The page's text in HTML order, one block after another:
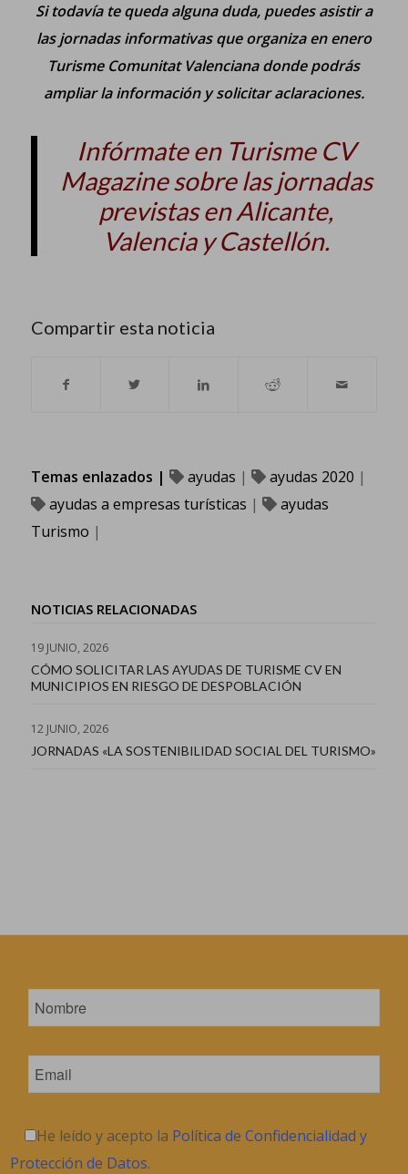
Si todavía te queda alguna duda, puedes asistir a
las jornadas informativas que organiza en enero
Turisme Comunitat Valenciana donde podrás
ampliar la información y solicitar aclaraciones.
Infórmate en Turisme CV
Magazine sobre las jornadas
previstas en Alicante,
Valencia y Castellón.
Compartir esta noticia
Temas enlazados | ayudas | ayudas 2020 |
ayudas a empresas turísticas |
ayudas
Turismo |
NOTICIAS RELACIONADAS
19 JUNIO, 2026
CÓMO SOLICITAR LAS AYUDAS DE TURISME CV EN
MUNICIPIOS EN RIESGO DE DESPOBLACIÓN
12 JUNIO, 2026
JORNADAS «LA SOSTENIBILIDAD SOCIAL DEL TURISMO»
He leído y acepto la Política de Confidencialidad y
Protección de Datos.